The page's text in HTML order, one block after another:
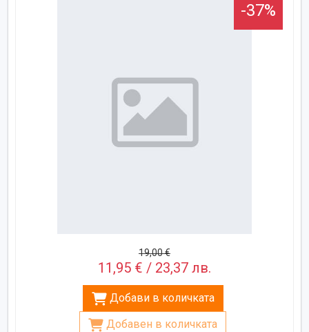
-37%
19,00 €
11,95 € / 23,37 лв.
Добави в количката
Добавен в количката